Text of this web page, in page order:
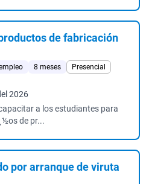
de fabricación
8 meses
Presencial
2026
a los estudiantes para
de pr...
por arranque de viruta